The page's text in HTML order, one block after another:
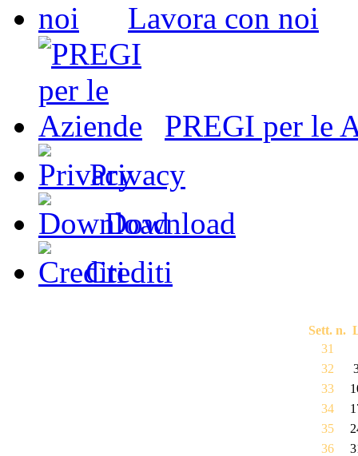
Lavora con noi
PREGI per le
Privacy
Download
Crediti
Sett. n.
31
32
33
34
35
36